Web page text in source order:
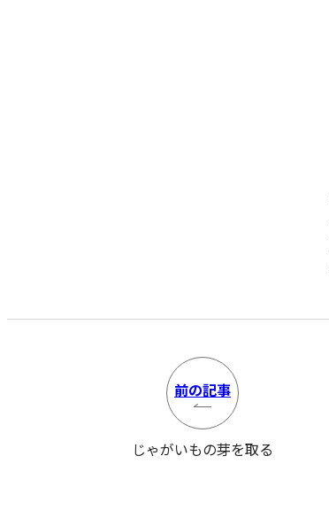
前の記事
じゃがいもの芽を取る